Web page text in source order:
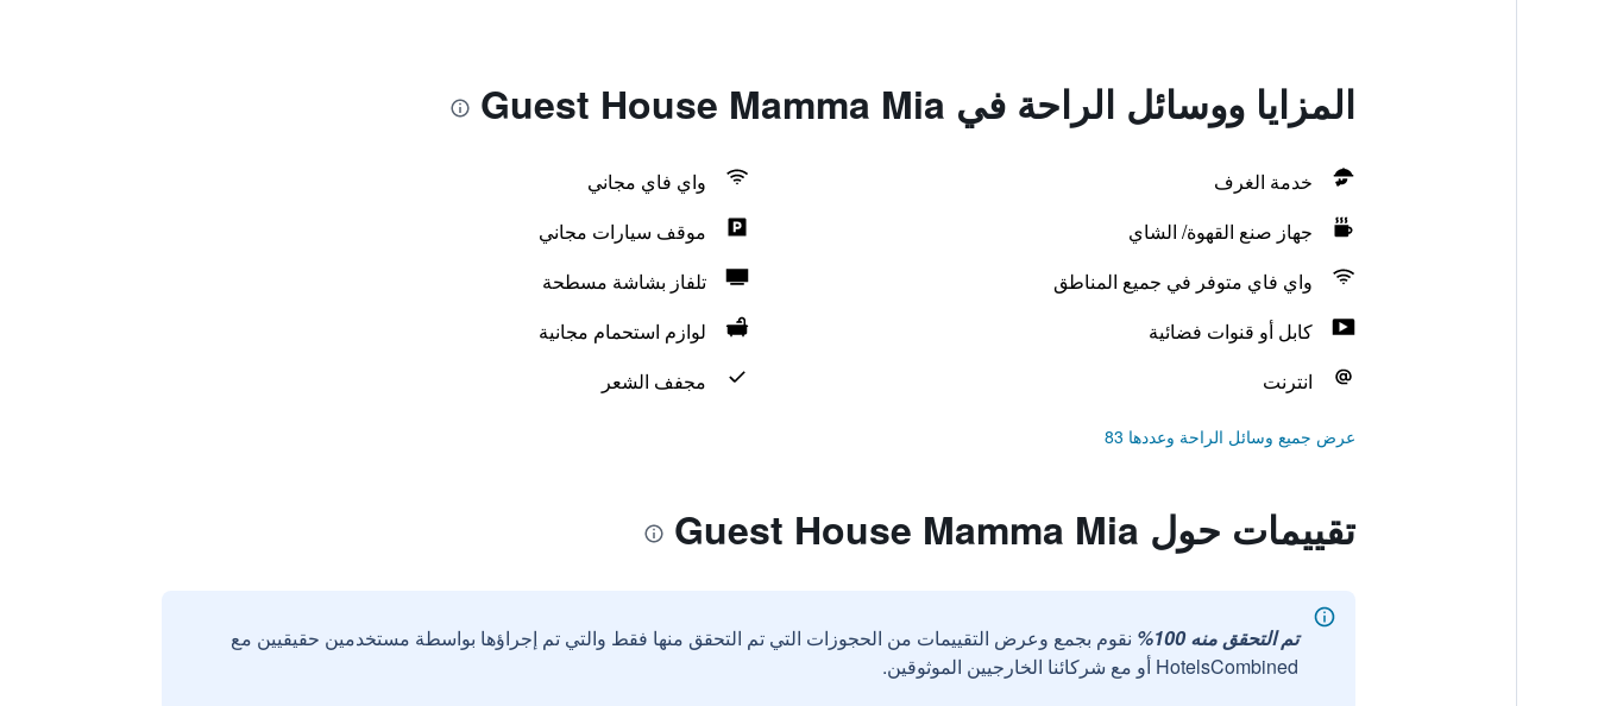
المزايا ووسائل الراحة في Guest House Mamma Mia
خدمة الغرف
واي فاي مجاني
جهاز صنع القهوة/ الشاي
موقف سيارات مجاني
واي فاي متوفر في جميع المناطق
تلفاز بشاشة مسطحة
كابل أو قنوات فضائية
لوازم استحمام مجانية
انترنت
مجفف الشعر
عرض جميع وسائل الراحة وعددها 83
تقييمات حول Guest House Mamma Mia
تم التحقق منه 100%
نقوم بجمع وعرض التقييمات من الحجوزات التي تم التحقق منها فقط والتي تم إجراؤها بواسطة مستخدمين حقيقيين مع
HotelsCombined أو مع شركائنا الخارجيين الموثوقين.